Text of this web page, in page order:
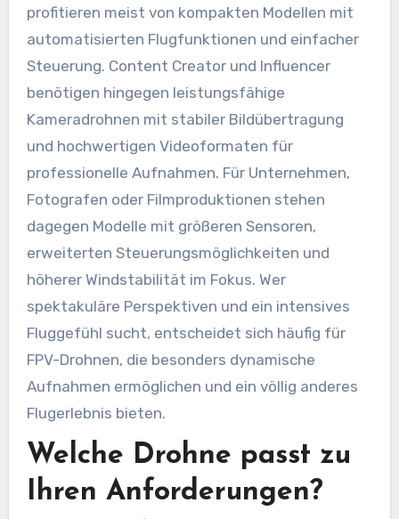
profitieren meist von kompakten Modellen mit
automatisierten Flugfunktionen und einfacher
Steuerung. Content Creator und Influencer
benötigen hingegen leistungsfähige
Kameradrohnen mit stabiler Bildübertragung
und hochwertigen Videoformaten für
professionelle Aufnahmen. Für Unternehmen,
Fotografen oder Filmproduktionen stehen
dagegen Modelle mit größeren Sensoren,
erweiterten Steuerungsmöglichkeiten und
höherer Windstabilität im Fokus. Wer
spektakuläre Perspektiven und ein intensives
Fluggefühl sucht, entscheidet sich häufig für
FPV-Drohnen, die besonders dynamische
Aufnahmen ermöglichen und ein völlig anderes
Flugerlebnis bieten.
Welche Drohne passt zu
Ihren Anforderungen?